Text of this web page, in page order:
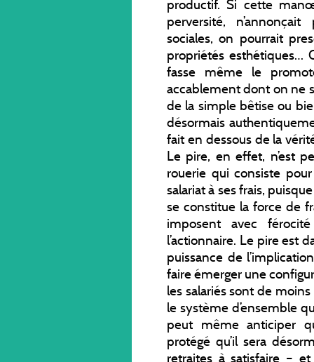
productif. Si cette
perversité,
sociales, on pourrait
propriétés esthétiques…
fasse même le
accablement dont on ne
de la simple bêtise ou
désormais
fait en dessous de la
Le pire, en effet, n’est
rouerie qui consiste
salariat à ses frais,
se constitue la force de
imposent avec férocité
l’actionnaire. Le pire est
puissance de
faire émerger une
les salariés sont de
le système d’ensemble
peut même anticiper
protégé qu’il sera
retraites à satisfaire –